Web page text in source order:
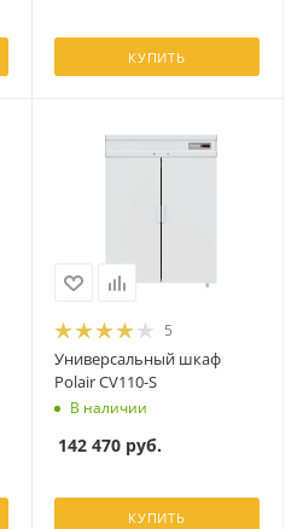
КУПИТЬ
5
Универсальный шкаф
Polair CV110-S
В наличии
142 470 руб.
КУПИТЬ